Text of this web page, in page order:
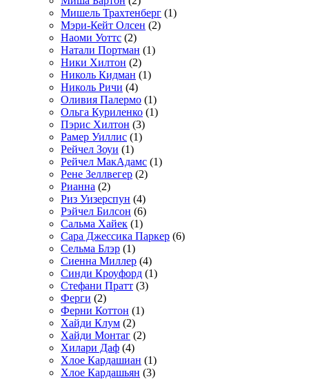
Мишель Трахтенберг (1)
Мэри-Кейт Олсен (2)
Наоми Уоттс (2)
Натали Портман (1)
Ники Хилтон (2)
Николь Кидман (1)
Николь Ричи (4)
Оливия Палермо (1)
Ольга Куриленко (1)
Пэрис Хилтон (3)
Рамер Уиллис (1)
Рейчел Зоуи (1)
Рейчел МакАдамс (1)
Рене Зеллвегер (2)
Рианна (2)
Риз Уизерспун (4)
Рэйчел Билсон (6)
Сальма Хайек (1)
Сара Джессика Паркер (6)
Сельма Блэр (1)
Сиенна Миллер (4)
Синди Кроуфорд (1)
Стефани Пратт (3)
Ферги (2)
Ферни Коттон (1)
Хайди Клум (2)
Хайди Монтаг (2)
Хилари Даф (4)
Хлое Кардашиан (1)
Хлое Кардашьян (3)